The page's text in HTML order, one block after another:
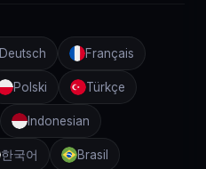
Deutsch Français
Polski Türkçe
Indonesian
한국어 Brasil